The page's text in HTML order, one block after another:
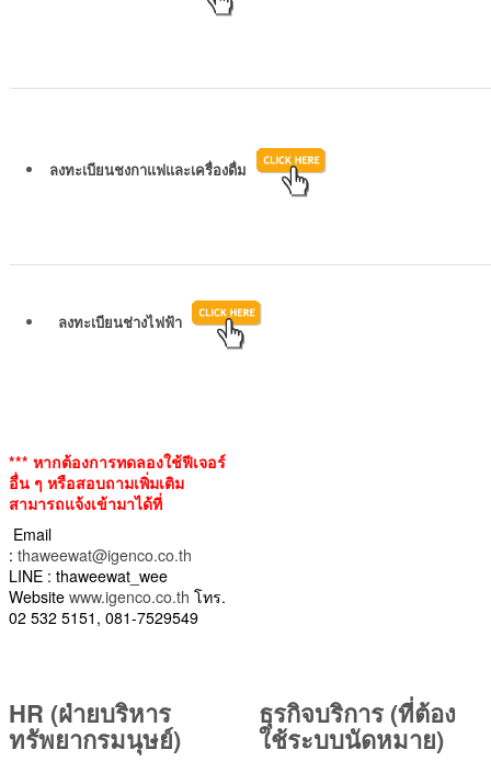
ลงทะเบียนชงกาแฟและเครื่องดื่ม
ลงทะเบียนช่างไฟฟ้า
*** หากต้องการทดลองใช้ฟีเจอร์
อื่น ๆ หรือสอบถามเพิ่มเติม
สามารถแจ้งเข้ามาได้ที่
Email
:thaweewat@igenco.co.th
LINE : thaweewat_wee
Websitewww.igenco.co.th โทร.
02 532 5151, 081-7529549
HR (ฝ่ายบริหาร
ทรัพยากรมนุษย์)
ธุรกิจบริการ (ที่ต้อง
ใช้ระบบนัดหมาย)